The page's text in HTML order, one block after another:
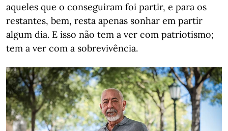
aqueles que o conseguiram foi partir, e para os
restantes, bem, resta apenas sonhar em partir
algum dia. E isso não tem a ver com patriotismo;
tem a ver com a sobrevivência.